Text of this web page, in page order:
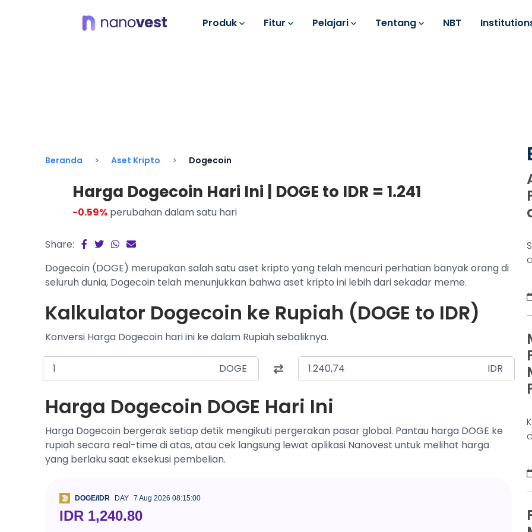
Produk Fitur Pelajari Tentang NBT
Beranda Aset Kripto Dogecoin
Harga Dogecoin Hari Ini | DOGE to IDR = 1.241
-0.59% perubahan dalam satu hari
Share:
Dogecoin (DOGE) merupakan salah satu aset kripto yang telah mencuri perhatian banyak orang di
seluruh dunia, Dogecoin telah menunjukkan bahwa aset kripto ini lebih dari sekadar meme.
Kalkulator Dogecoin ke Rupiah (DOGE to IDR)
Konversi Harga Dogecoin hari ini ke dalam Rupiah sebaliknya.
DOGE IDR
Harga Dogecoin DOGE Hari Ini
Harga Dogecoin bergerak setiap detik mengikuti pergerakan pasar global. Pantau harga DOGE ke
rupiah secara real-time di atas, atau cek langsung lewat aplikasi Nanovest untuk melihat harga
yang berlaku saat eksekusi pembelian.
DOGE/IDR DAY 7 Aug 2026 08:15:00
IDR 1,240.80